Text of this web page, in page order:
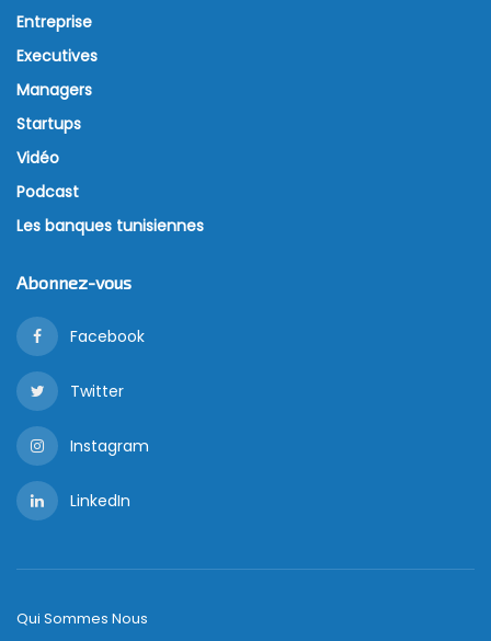
Entreprise
Executives
Managers
Startups
Vidéo
Podcast
Les banques tunisiennes
Abonnez-vous
Facebook
Twitter
Instagram
LinkedIn
Qui Sommes Nous